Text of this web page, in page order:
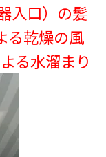
入口）の髪
る乾燥の風
る水溜まり